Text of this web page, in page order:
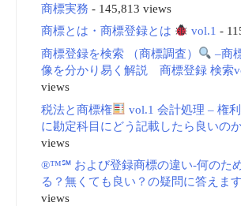
商標実務 - 145,813 views
商標とは・商標登録とは
vol.1 -
商標登録を検索 （商標調査）
–商
像を分かり易く解説 商標登録 検索
views
税法と商標権
vol.1 会計処理 – 権
に勘定科目にどう記載したら良いの
views
®™℠ および登録商標の違い-何のた
る？無くても良い？の疑問に答えます
views